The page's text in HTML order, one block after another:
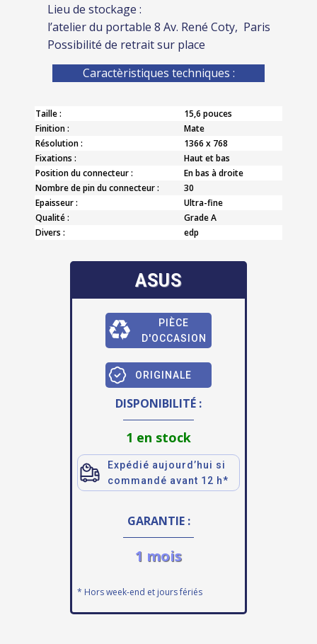
Lieu de stockage :
l’atelier du portable 8 Av. René Coty, Paris
Possibilité de retrait sur place
Caractèristiques techniques :
Taille :
15,6 pouces
Finition :
Mate
Résolution :
1366 x 768
Fixations :
Haut et bas
Position du connecteur :
En bas à droite
Nombre de pin du connecteur :
30
Epaisseur :
Ultra-fine
Qualité :
Grade A
Divers :
edp
ASUS
PIÈCE
D'OCCASION
ORIGINALE
DISPONIBILITÉ :
1 en stock
Expédié aujourd’hui si
commandé avant 12 h*
GARANTIE :
1 mois
* Hors week-end et jours fériés